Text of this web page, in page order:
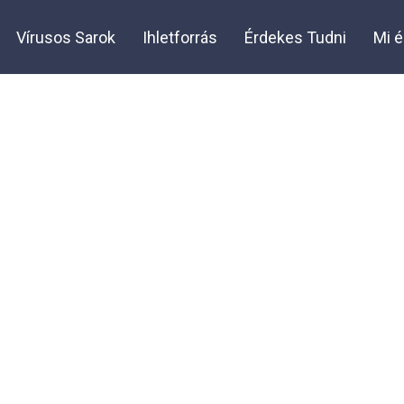
Vírusos Sarok Ihletforrás Érdekes Tudni Mi